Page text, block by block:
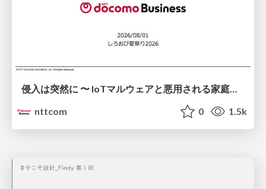
侵入は突然に 〜 IoTマルウェアと悪用される家庭の機器 ～ / When Intrusion Strikes: IoT Malware and the Abuse of Home Devices
nttcom
0 1.5k